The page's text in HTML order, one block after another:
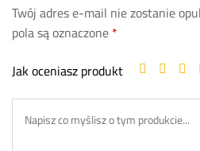
Twój adres e-mail nie zostanie
pola są oznaczone*
Jak oceniasz produkt